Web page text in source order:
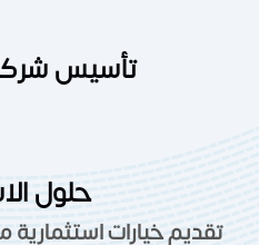
تأسيس
حلول
تقديم خيارات استثمارية